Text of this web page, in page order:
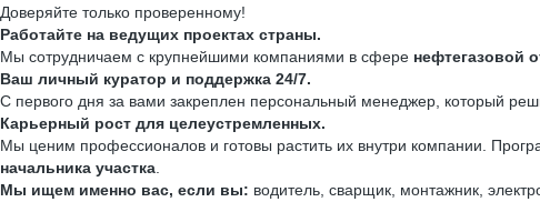
Доверяйте только проверенному!
Работайте на ведущих проектах страны.
Мы сотрудничаем с крупнейшими компаниями в сфере нефтегазовой
Ваш личный куратор и поддержка 24/7.
С первого дня за вами закреплен персональный менеджер, который
Карьерный рост для целеустремленных.
Мы ценим профессионалов и готовы растить их внутри компании.
начальника участка
Мы ищем именно вас, если вы: водитель, сварщик, монтажник,